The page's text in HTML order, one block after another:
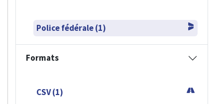
Police fédérale (1)
Formats
CSV (1)